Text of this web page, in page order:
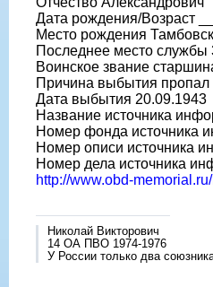
Дата рождения/Возраст
Место рождения
Последнее место
Воинское звание
Причина выбытия пропал
Дата выбытия 20.09.1943
Название источника
Номер фонда источника
Номер описи источника
Номер дела источника
http://www.obd-
Николай Викторович
14 ОА ПВО 1974-1976
У России только два